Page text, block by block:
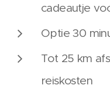
cadeautje
Optie 30
Tot 25 km
reiskosten